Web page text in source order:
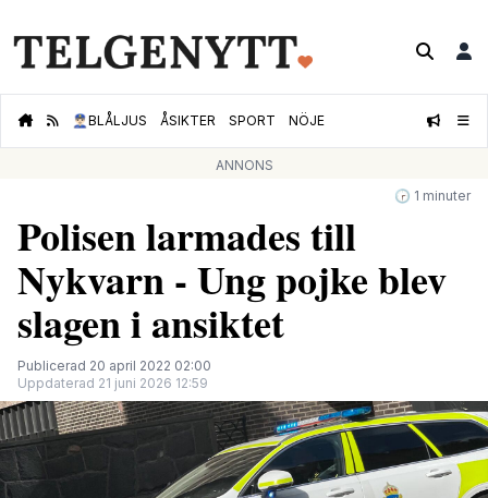
👮🏻‍♂️BLÅLJUS ÅSIKTER SPORT NÖJE
ANNONS
🕝 1 minuter
Polisen larmades till
Nykvarn - Ung pojke blev
slagen i ansiktet
Publicerad 20 april 2022 02:00
Uppdaterad 21 juni 2026 12:59